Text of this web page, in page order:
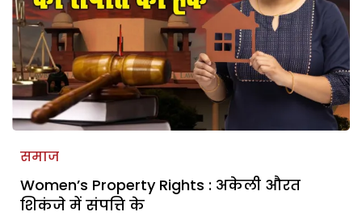
समाज
Women’s Property Rights : अकेली औरत
शिकंजे में संपत्ति के